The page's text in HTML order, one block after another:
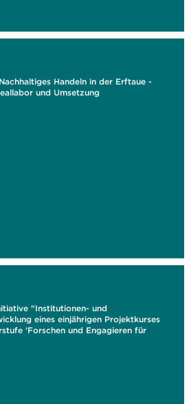
Handeln in der Erftaue -
und Umsetzung
"Institutionen- und
eines einjährigen Projektkurses
'Forschen und Engagieren für